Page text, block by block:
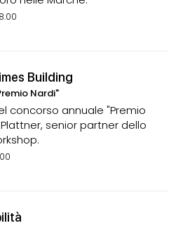
Building
Nardi"
concorso annuale "Premio
senior partner dello